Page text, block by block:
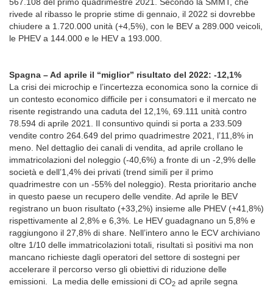
rivede al ribasso le proprie stime di gennaio, il 2022 si dovrebbe
chiudere a 1.720.000 unità (+4,5%), con le BEV a 289.000 veicoli,
le PHEV a 144.000 e le HEV a 193.000.
Spagna – Ad aprile il “miglior” risultato del 2022: -12,1%
La crisi dei microchip e l’incertezza economica sono la cornice di
un contesto economico difficile per i consumatori e il mercato ne
risente registrando una caduta del 12,1%, 69.111 unità contro
78.594 di aprile 2021. Il consuntivo quindi si porta a 233.509
vendite contro 264.649 del primo quadrimestre 2021, l’11,8% in
meno. Nel dettaglio dei canali di vendita, ad aprile crollano le
immatricolazioni del noleggio (-40,6%) a fronte di un -2,9% delle
società e dell’1,4% dei privati (trend simili per il primo
quadrimestre con un -55% del noleggio). Resta prioritario anche
in questo paese un recupero delle vendite. Ad aprile le BEV
registrano un buon risultato (+33,2%) insieme alle PHEV (+41,8%)
rispettivamente al 2,8% e 6,3%. Le HEV guadagnano un 5,8% e
raggiungono il 27,8% di share. Nell’intero anno le ECV archiviano
oltre 1/10 delle immatricolazioni totali, risultati sì positivi ma non
mancano richieste dagli operatori del settore di sostegni per
accelerare il percorso verso gli obiettivi di riduzione delle
emissioni. La media delle emissioni di CO2 ad aprile segna